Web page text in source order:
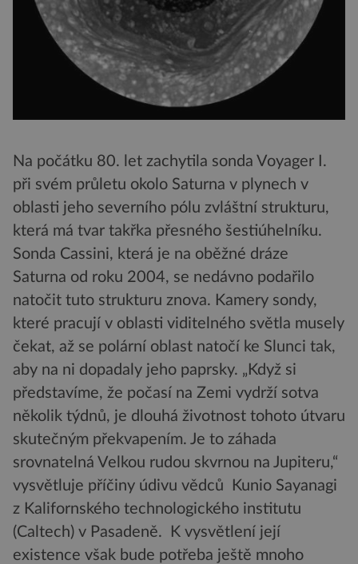
Na počátku 80. let zachytila sonda Voyager I.
při svém průletu okolo Saturna v plynech v
oblasti jeho severního pólu zvláštní strukturu,
která má tvar takřka přesného šestiúhelníku.
Sonda Cassini, která je na oběžné dráze
Saturna od roku 2004, se nedávno podařilo
natočit tuto strukturu znova. Kamery sondy,
které pracují v oblasti viditelného světla musely
čekat, až se polární oblast natočí ke Slunci tak,
aby na ni dopadaly jeho paprsky. „Když si
představíme, že počasí na Zemi vydrží sotva
několik týdnů, je dlouhá životnost tohoto útvaru
skutečným překvapením. Je to záhada
srovnatelná Velkou rudou skvrnou na Jupiteru,“
vysvětluje příčiny údivu vědců Kunio Sayanagi
z Kalifornského technologického institutu
(Caltech) v Pasadeně. K vysvětlení její
existence však bude potřeba ještě mnoho